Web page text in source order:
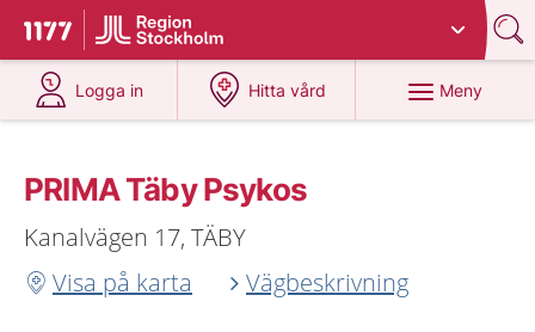
Till startsidan för 1177
Du har valt region
Logga in
på 1177.se
Hitta vård
på 1177.se
Meny
PRIMA Täby Psykos
Kanalvägen 17, TÄBY
Visa på karta
Vägbeskrivning